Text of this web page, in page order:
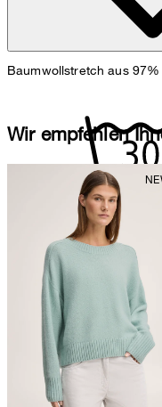
Baumwollstretch aus
Maschinenwäsche bei
Wir empfehlen